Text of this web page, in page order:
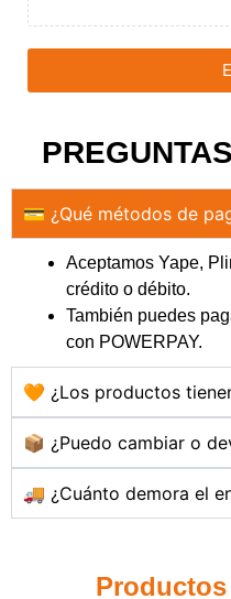
💳 ¿Qué métodos de
Aceptamos Yape,
crédito o débito.
También puedes
con POWERPAY.
🧡 ¿Los productos
📦 ¿Puedo cambiar o
🚚 ¿Cuánto demora el